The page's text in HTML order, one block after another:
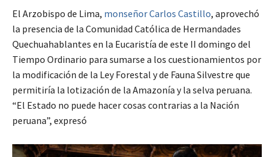
El Arzobispo de Lima, monseñor Carlos Castillo, aprovechó
la presencia de la Comunidad Católica de Hermandades
Quechuahablantes en la Eucaristía de este II domingo del
Tiempo Ordinario para sumarse a los cuestionamientos por
la modificación de la Ley Forestal y de Fauna Silvestre que
permitiría la lotización de la Amazonía y la selva peruana.
“El Estado no puede hacer cosas contrarias a la Nación
peruana”, expresó